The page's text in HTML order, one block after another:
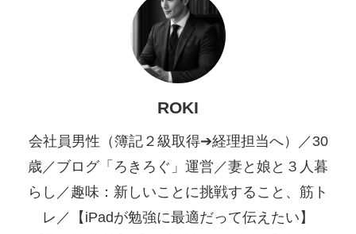
ROKI
会社員男性（簿記２級取得➔経理担当へ）／30
歳／ブログ「ろきろぐ」運営／妻と娘と３人暮
らし／趣味：新しいことに挑戦すること、筋ト
レ／【iPadが勉強に最適だって伝えたい】